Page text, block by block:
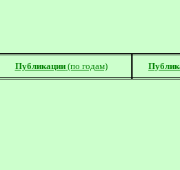
Публикации(по годам)